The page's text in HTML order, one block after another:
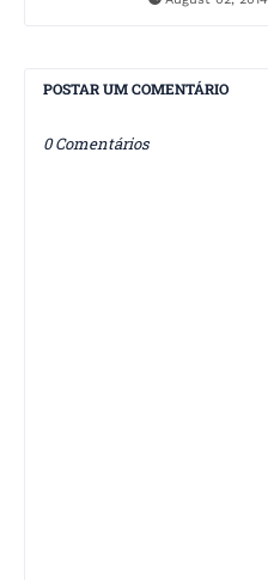
POSTAR UM COMENTÁRIO
0 Comentários